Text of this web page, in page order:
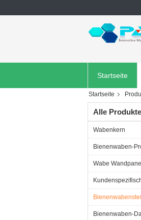
Startseite
Startseite
Alle Produkte
Wabenkern
Bienenwaben-
Wabe
Bienenwaben-